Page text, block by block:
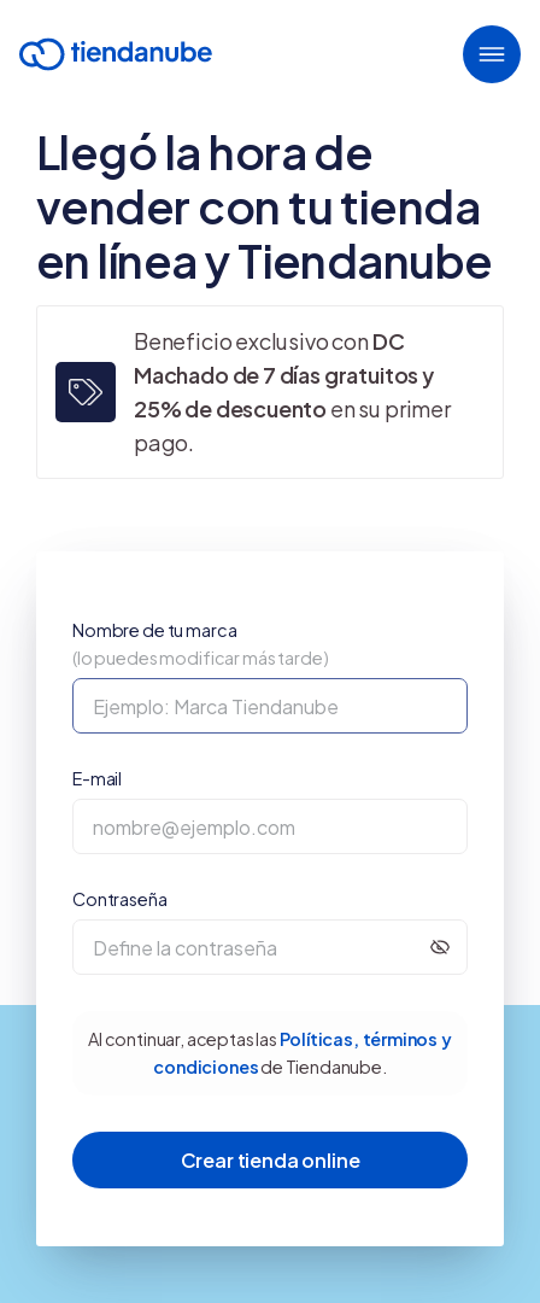
Llegó la hora de
vender con tu tienda
en línea y Tiendanube
Beneficio exclusivo conDC
Machado de 7 días gratuitos y
25% de descuento en su primer
pago.
Nombre de tu marca
(lo puedes modificar más tarde)
E-mail
Contraseña
Al continuar, aceptas las Políticas, términos y
condicionesde Tiendanube.